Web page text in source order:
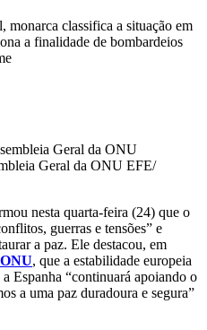
monarca classifica a situação em
a finalidade de bombardeios
Geral da ONU EFE/
nesta quarta-feira (24) que o
guerras e tensões” e
a paz. Ele destacou, em
ONU, que a estabilidade europeia
Espanha “continuará apoiando o
a uma paz duradoura e segura”